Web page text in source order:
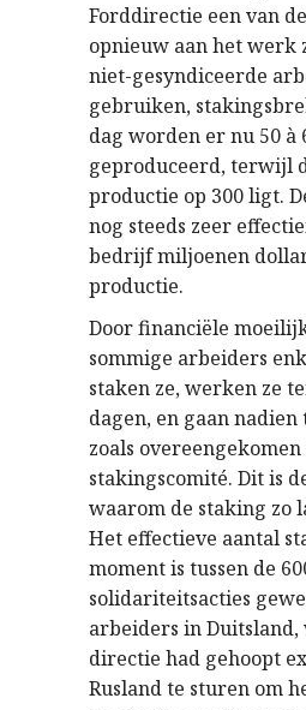
Forddirectie een van
opnieuw aan het werk
niet-gesyndiceerde
gebruiken,
dag worden er nu 50 à
geproduceerd, terwijl
productie op 300 ligt.
nog steeds zeer
bedrijf miljoenen
productie.
Door financiële
sommige arbeiders
staken ze, werken ze
dagen, en gaan
zoals
stakingscomité. Dit is
waarom de staking zo
Het effectieve aantal
moment is tussen de
solidariteitsacties
arbeiders in Duitsland,
directie had gehoopt
Rusland te sturen om